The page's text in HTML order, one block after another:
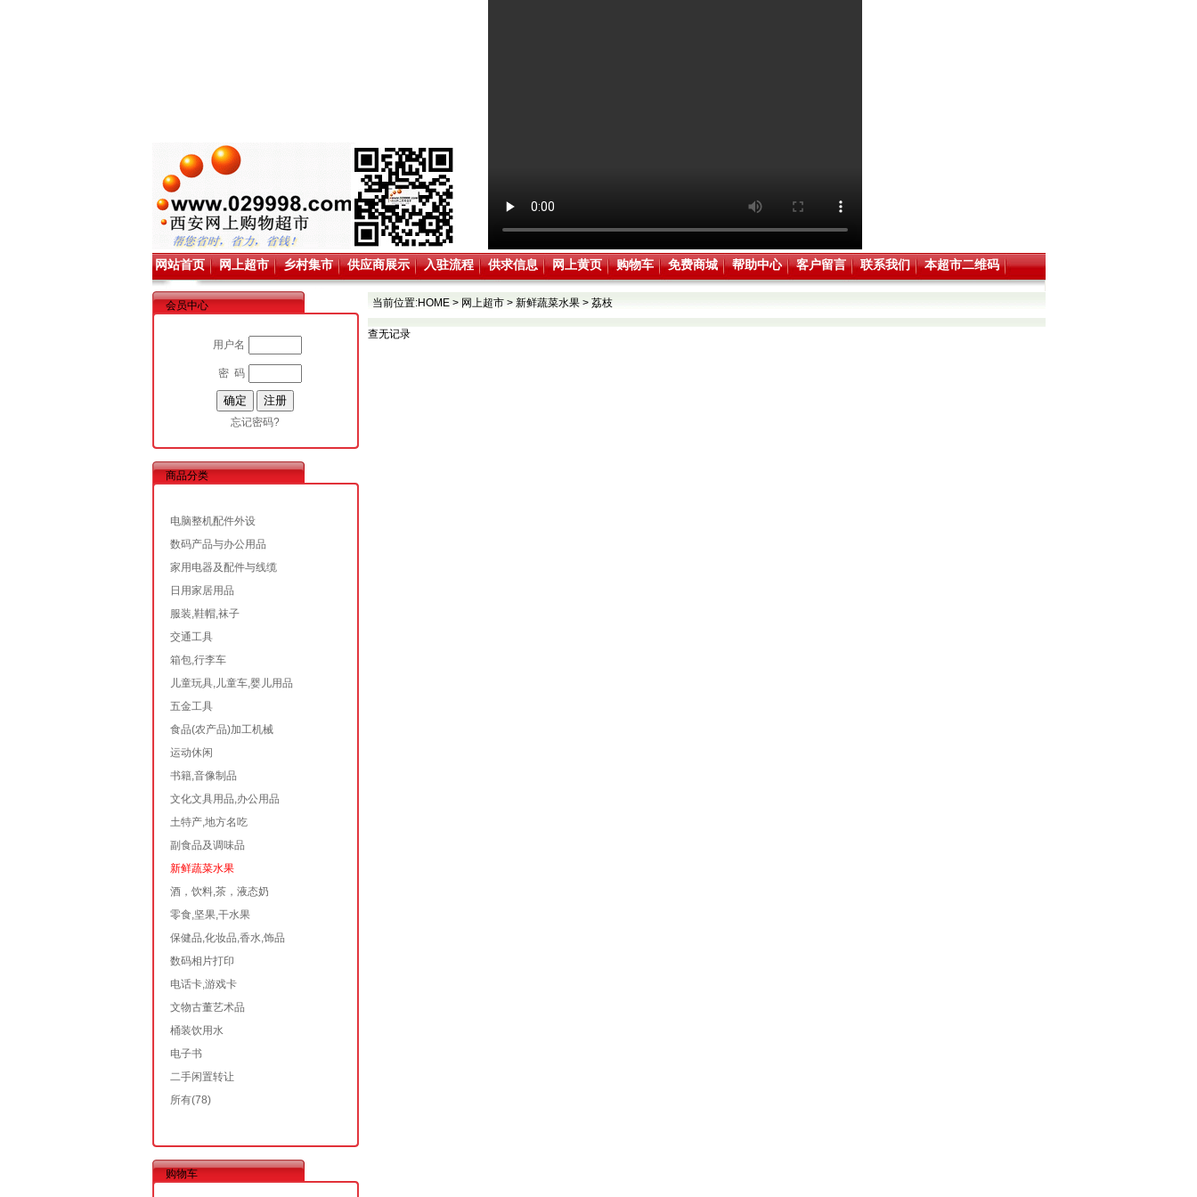
网站首页 网上超市 乡村集市 供应商展示 入驻流程 供求信息 网上黄页 购物车 免费商城 帮助中心 客户留言 联系我们 本超市二维码
会员中心
用户名
密 码
忘记密码?
商品分类
电脑整机配件外设
数码产品与办公用品
家用电器及配件与线缆
日用家居用品
服装,鞋帽,袜子
交通工具
箱包,行李车
儿童玩具,儿童车,婴儿用品
五金工具
食品(农产品)加工机械
运动休闲
书籍,音像制品
文化文具用品,办公用品
土特产,地方名吃
副食品及调味品
新鲜蔬菜水果
酒，饮料,茶，液态奶
零食,坚果,干水果
保健品,化妆品,香水,饰品
数码相片打印
电话卡,游戏卡
文物古董艺术品
桶装饮用水
电子书
二手闲置转让
所有(78)
购物车
当前位置:HOME> 网上超市> 新鲜蔬菜水果> 荔枝
查无记录